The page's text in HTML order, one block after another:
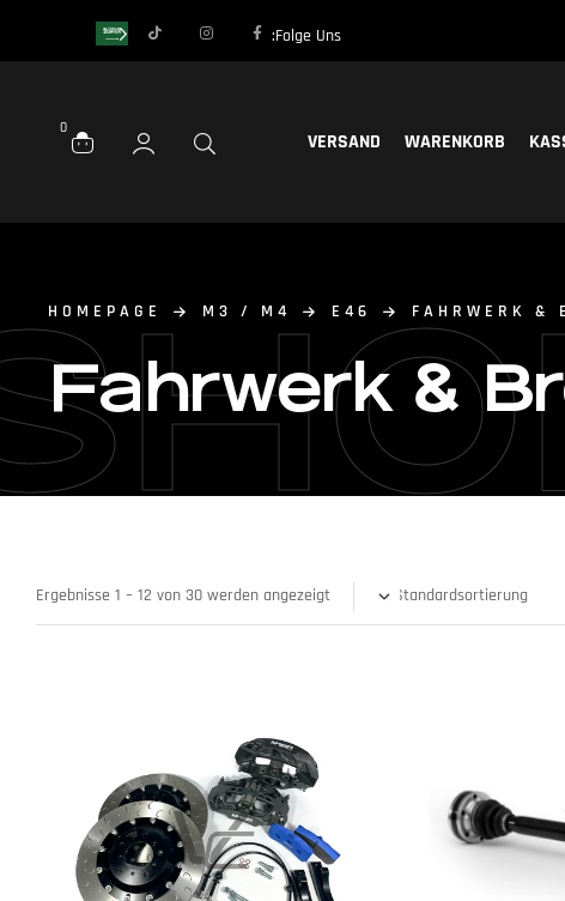
Folge Uns:
WARENKORB
VERSAND
0
HOMEPAGE M3 / M4 E46 FAHRWERK &
Fahrwerk &
Ergebnisse 1 – 12 von 30 werden angezeigt